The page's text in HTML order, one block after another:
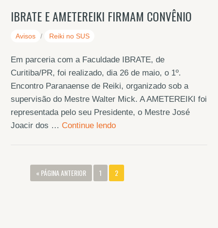
IBRATE E AMETEREIKI FIRMAM CONVÊNIO
Avisos / Reiki no SUS
Em parceria com a Faculdade IBRATE, de
Curitiba/PR, foi realizado, dia 26 de maio, o 1º.
Encontro Paranaense de Reiki, organizado sob a
supervisão do Mestre Walter Mick. A AMETEREIKI foi
representada pelo seu Presidente, o Mestre José
Joacir dos … Continue lendo
« PÁGINA ANTERIOR 1 2